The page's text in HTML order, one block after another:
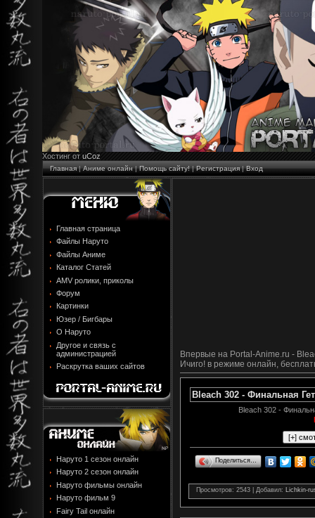
Хостинг от uCoz
Главная|Аниме онлайн|Помощь сайту!|Регистрация|Вход
Главная страница
Файлы Наруто
Файлы Аниме
Каталог Статей
AMV ролики, приколы
Форум
Картинки
Юзер / Бигбары
О Наруто
Другое и связь с
администрацией
Раскрутка ваших сайтов
Наруто 1 сезон онлайн
Наруто 2 сезон онлайн
Наруто фильмы онлайн
Наруто фильм 9
Fairy Tail онлайн
Впервые на Portal-Anime.ru -
Ичиго! в режиме онлайн,
Bleach 302 - Финальная
Bleach 302 -
Поделиться…
Просмотров: 2543 | Добавил: Lichkin-